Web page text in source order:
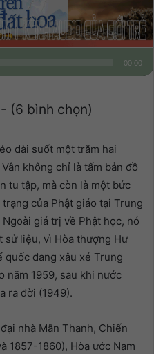
00:00
(6 bình chọn)
dài suốt một trăm hai
không chỉ là tấm bản đồ
tu tập, mà còn là một bức
của Phật giáo tại Trung
giá trị về Phật học, nó
sử liệu, vì Hòa thượng Hư
quốc đang xâu xé Trung
năm 1959, sau khi nước
ra đời (1949).
nhà Mãn Thanh, Chiến
1857-1860), Hòa ước Nam